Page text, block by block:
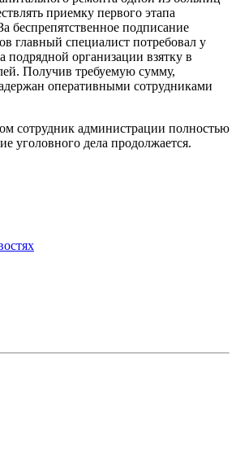
приемку первого этапа
беспрепятственное подписание
главный специалист потребовал у
подрядной организации взятку в
Получив требуемую сумму,
оперативными сотрудниками
сотрудник администрации полностью
уголовного дела продолжается.